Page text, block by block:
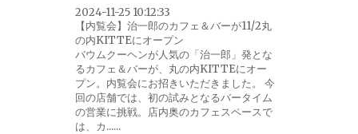
2024-11-25 10:12:33
【内覧会】治一郎のカフェ＆バーが11/2丸
の内KITTEにオープン
バウムクーヘンが人気の「治一郎」発とな
るカフェ＆バーが、丸の内KITTEにオー
プン。内覧会にお招きいただきました。 今
回の店舗では、初の試みとなるバータイム
の営業に挑戦。店内奥のカフェスペースで
は、カ......